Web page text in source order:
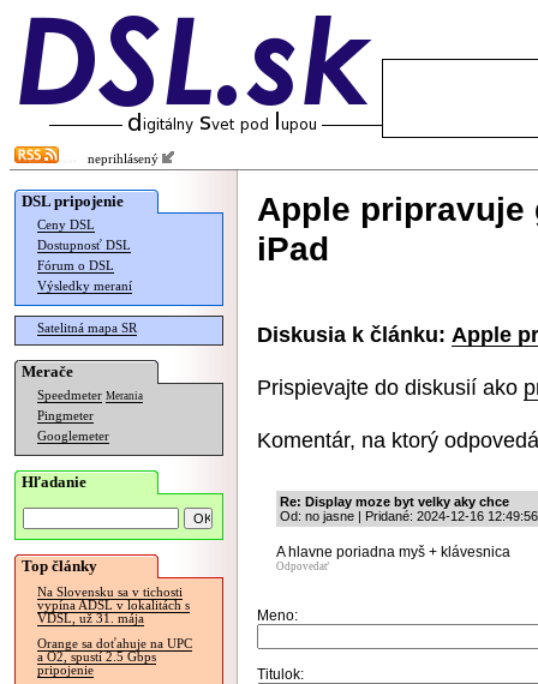
neprihlásený
DSL pripojenie
Ceny DSL
Dostupnosť DSL
Fórum o DSL
Výsledky meraní
Satelitná mapa SR
Merače
Speedmeter Merania
Pingmeter
Googlemeter
Hľadanie
Top články
Na Slovensku sa v tichosti
vypína ADSL v lokalitách s
VDSL, už 31. mája
Orange sa doťahuje na UPC
a O2, spustí 2.5 Gbps
pripojenie
Apple
iPad
Diskusia k článku: Apple
Prispievajte do diskusií ako
Komentár, na ktorý
Re: Display moze byt velky aky chce
Od: no jasne | Pridané: 2024-12-16 12:49:56
A hlavne poriadna myš + klávesnica
Odpovedať
Meno:
Titulok: